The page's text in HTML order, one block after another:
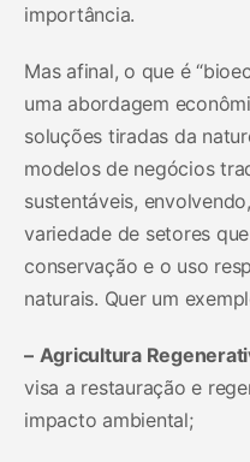
importância.
Mas afinal, o que é
uma abordagem
soluções tiradas da
modelos de negócios
sustentáveis,
variedade de setores
conservação e o uso
naturais. Quer um
– Agricultura
visa a restauração e
impacto ambiental;